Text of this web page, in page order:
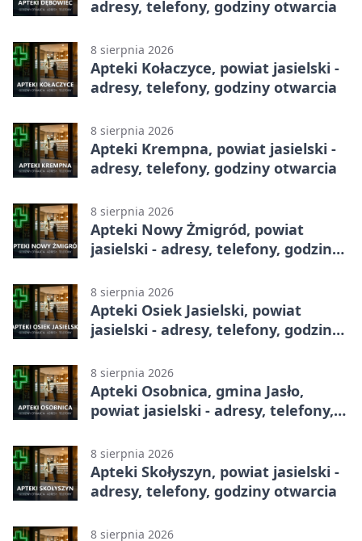
adresy, telefony, godziny otwarcia
8 sierpnia 2026
Apteki Kołaczyce, powiat jasielski -
adresy, telefony, godziny otwarcia
8 sierpnia 2026
Apteki Krempna, powiat jasielski -
adresy, telefony, godziny otwarcia
8 sierpnia 2026
Apteki Nowy Żmigród, powiat
jasielski - adresy, telefony, godziny
8 sierpnia 2026
Apteki Osiek Jasielski, powiat
jasielski - adresy, telefony, godziny
8 sierpnia 2026
Apteki Osobnica, gmina Jasło,
powiat jasielski - adresy, telefony,
8 sierpnia 2026
Apteki Skołyszyn, powiat jasielski -
adresy, telefony, godziny otwarcia
8 sierpnia 2026